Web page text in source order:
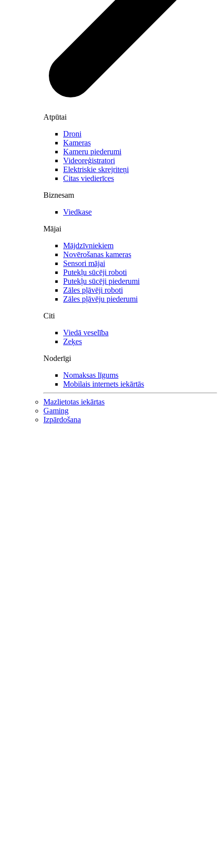
Atpūtai
Droni
Kameras
Kameru piederumi
Videoreģistratori
Elektriskie skrejriteņi
Citas viedierīces
Biznesam
Viedkase
Mājai
Mājdzīvniekiem
Novērošanas kameras
Sensori mājai
Putekļu sūcēji roboti
Putekļu sūcēji piederumi
Zāles pļāvēji roboti
Zāles pļāvēju piederumi
Citi
Viedā veselība
Zeķes
Noderīgi
Nomaksas līgums
Mobilais internets iekārtās
Mazlietotas iekārtas
Gaming
Izpārdošana